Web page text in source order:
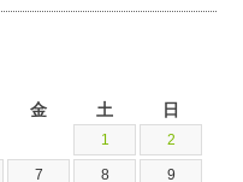
金 土 日
1 2
7 8 9